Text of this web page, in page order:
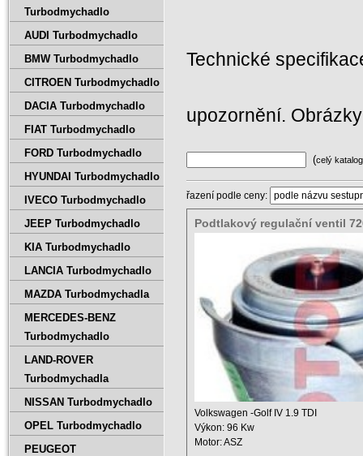
Technické
upozornění.
(celý katalog
řazení podle ceny:
Podtlakový regulační ventil
Volkswagen -Golf IV 1.9 TDI
Výkon: 96 Kw
Motor: ASZ
Turbodmychadlo
AUDI Turbodmychadlo
BMW Turbodmychadlo
CITROEN Turbodmychadlo
DACIA Turbodmychadlo
FIAT Turbodmychadlo
FORD Turbodmychadlo
HYUNDAI Turbodmychadlo
IVECO Turbodmychadlo
JEEP Turbodmychadlo
KIA Turbodmychadlo
LANCIA Turbodmychadlo
MAZDA Turbodmychadla
MERCEDES-BENZ
Turbodmychadlo
LAND-ROVER
Turbodmychadla
NISSAN Turbodmychadlo
OPEL Turbodmychadlo
PEUGEOT